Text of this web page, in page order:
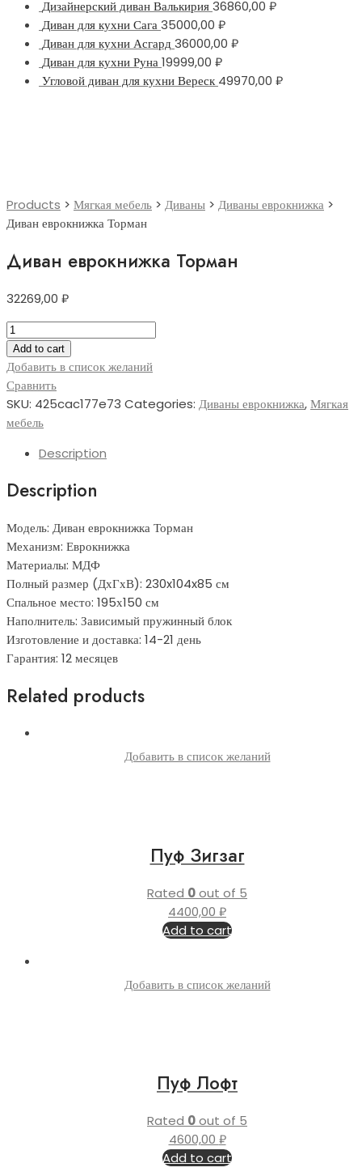
Дизайнерский диван Валькирия36860,00 ₽
Диван для кухни Сага35000,00 ₽
Диван для кухни Асгард36000,00 ₽
Диван для кухни Руна19999,00 ₽
Угловой диван для кухни Вереск 49970,00 ₽
Products > Мягкая мебель > Диваны > Диваны еврокнижка >
Диван еврокнижка Торман
Диван еврокнижка Торман
32269,00 ₽
Диван
еврокнижка
Торман
quantity
Add to cart
Добавить в список желаний
Сравнить
SKU: 425cac177e73 Categories: Диваны еврокнижка,Мягкая
мебель
Description
Description
Модель: Диван еврокнижка Торман
Механизм: Еврокнижка
Материалы: МДФ
Полный размер (ДхГхВ): 230x104x85 см
Спальное место: 195х150 см
Наполнитель: Зависимый пружинный блок
Изготовление и доставка: 14-21 день
Гарантия: 12 месяцев
Related products
Добавить в список желаний
Пуф Зигзаг
Rated 0out of 5
4400,00 ₽
Add to cart
Добавить в список желаний
Пуф Лофт
Rated 0out of 5
4600,00 ₽
Add to cart